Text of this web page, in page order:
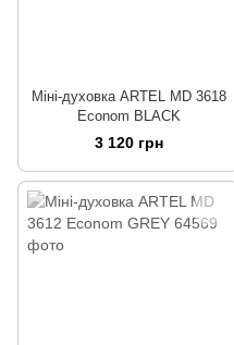
Міні-духовка ARTEL MD 3618
Econom BLACK
3 120 грн